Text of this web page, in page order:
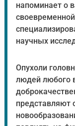
напоминает о
научных
Опухоли
людей любого
представляют